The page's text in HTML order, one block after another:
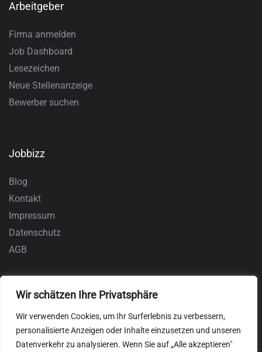
Wir schätzen Ihre Privatsphäre
Wir verwenden Cookies, um Ihr Surferlebnis zu verbessern,
personalisierte Anzeigen oder Inhalte einzusetzen und unseren
Datenverkehr zu analysieren. Wenn Sie auf „Alle akzeptieren"
Arbeitgeber
Firma anmelden
Job Dashboard
Lesezeichen
Neue Stellenanzeige
Bewerber suchen
Jobbizz
Blog
Kontakt
Impressum
Datenschutz
AGB